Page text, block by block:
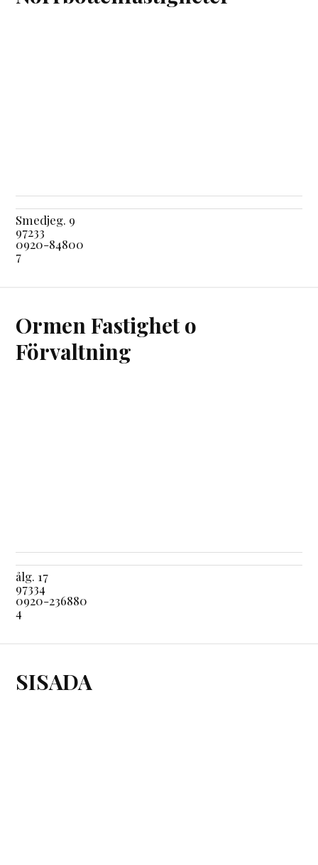
Smedjeg. 9
97233
0920-84800
7
Ormen Fastighet o
Förvaltning
ålg. 17
97334
0920-236880
4
SISADA